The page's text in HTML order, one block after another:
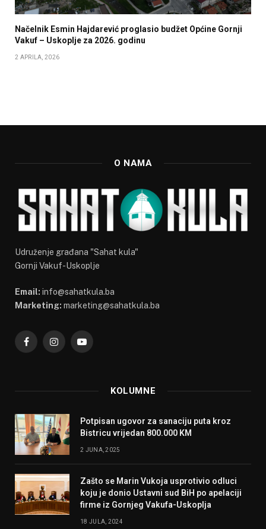
Načelnik Esmin Hajdarević proglasio budžet Općine Gornji
Vakuf – Uskoplje za 2026. godinu
2 APRILA, 2026
O NAMA
Udruženje građana "Sahat kula"
Gornji Vakuf-Uskoplje
Email: info@sahatkula.ba
Marketing: marketing@sahatkula.ba
FacebookInstagramYouTube
KOLUMNE
Potpisan ugovor za sanaciju puta kroz
Bistricu vrijedan 800.000 KM
2 JUNA, 2025
Zašto se Marin Vukoja usprotivio odluci
koju je donio Ustavni sud BiH po apelaciji
firme iz Gornjeg Vakufa-Uskoplja
18 JULA, 2024